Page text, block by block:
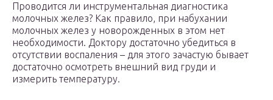
Проводится ли инструментальная диагностика
молочных желез? Как правило, при набухании
молочных желез у новорожденных в этом нет
необходимости. Доктору достаточно убедиться в
отсутствии воспаления – для этого зачастую бывает
достаточно осмотреть внешний вид груди и
измерить температуру.